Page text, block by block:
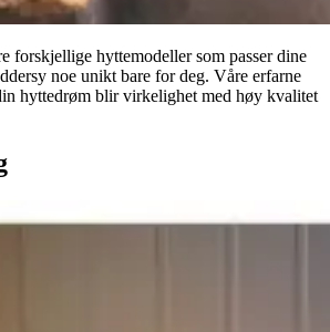
forskjellige hyttemodeller som passer dine
noe unikt bare for deg. Våre erfarne
hyttedrøm blir virkelighet med høy kvalitet